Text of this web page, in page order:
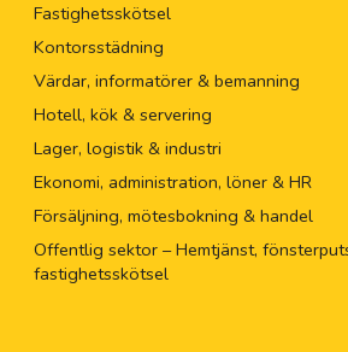
Fastighetsskötsel
Kontorsstädning
Värdar, informatörer & bemanning
Hotell, kök & servering
Lager, logistik & industri
Ekonomi, administration, löner & HR
Försäljning, mötesbokning & handel
Offentlig sektor – Hemtjänst,
fastighetsskötsel